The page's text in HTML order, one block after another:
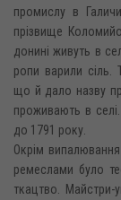
промислу в
прізвище
донині живуть в
ропи варили сіль.
що й дало назву
проживають в
до 1791 року.
Окрім
ремеслами було
ткацтво. Майстри-